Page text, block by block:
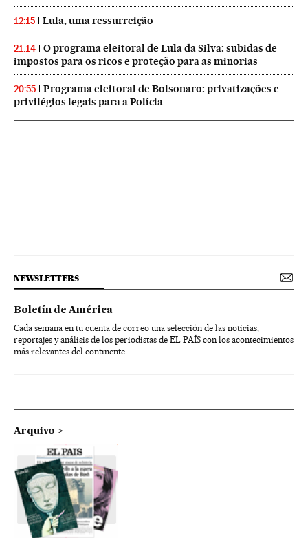
12:15 Lula, uma ressurreição
21:14
O programa eleitoral de Lula da Silva: subidas de
impostos para os ricos e proteção para as minorias
20:55
Programa eleitoral de Bolsonaro: privatizações e
privilégios legais para a Polícia
NEWSLETTERS
Boletín de América
Cada semana en tu cuenta de correo una selección de las noticias,
reportajes y análisis de los periodistas de EL PAÍS con los acontecimientos
más relevantes del continente.
Arquivo